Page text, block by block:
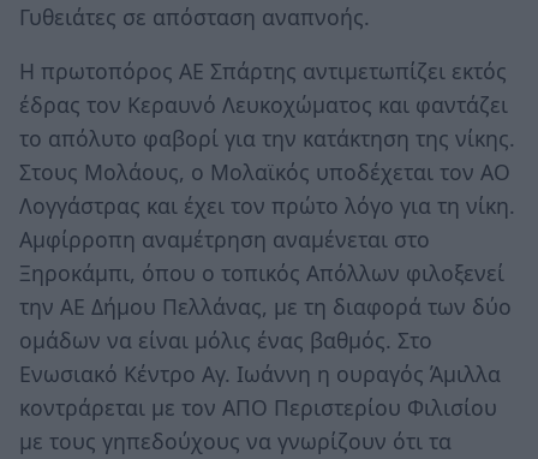
Γυθειάτες σε απόσταση αναπνοής.
Η πρωτοπόρος ΑΕ Σπάρτης αντιμετωπίζει εκτός
έδρας τον Κεραυνό Λευκοχώματος και φαντάζει
το απόλυτο φαβορί για την κατάκτηση της νίκης.
Στους Μολάους, ο Μολαϊκός υποδέχεται τον ΑΟ
Λογγάστρας και έχει τον πρώτο λόγο για τη νίκη.
Αμφίρροπη αναμέτρηση αναμένεται στο
Ξηροκάμπι, όπου ο τοπικός Απόλλων φιλοξενεί
την ΑΕ Δήμου Πελλάνας, με τη διαφορά των δύο
ομάδων να είναι μόλις ένας βαθμός. Στο
Ενωσιακό Κέντρο Αγ. Ιωάννη η ουραγός Άμιλλα
κοντράρεται με τον ΑΠΟ Περιστερίου Φιλισίου
με τους γηπεδούχους να γνωρίζουν ότι τα